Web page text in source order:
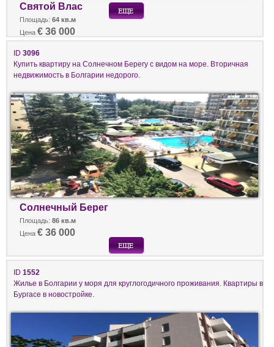
Святой Влас
Площадь: 64 кв.м
Цена € 36 000
ID 3096
Купить квартиру на Солнечном Берегу с видом на море. Вторичная
недвижимость в Болгарии недорого.
Солнечный Берег
Площадь: 86 кв.м
Цена € 36 000
ID 1552
Жилье в Болгарии у моря для круглогодичного проживания. Квартиры в
Бургасе в новостройке.